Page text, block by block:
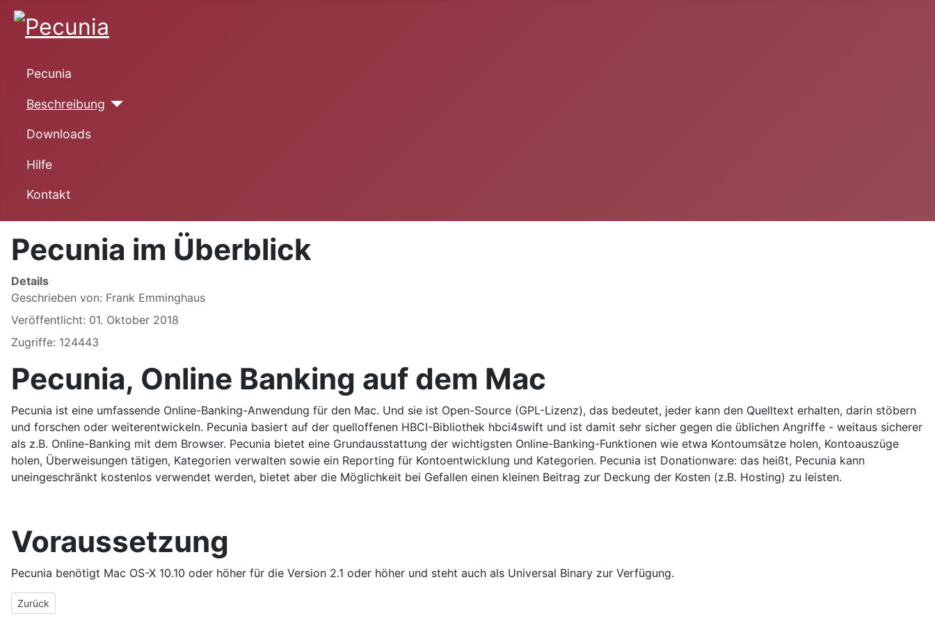
Pecunia
Beschreibung
Downloads
Hilfe
Kontakt
Pecunia im Überblick
Details
Geschrieben von: Frank Emminghaus
Veröffentlicht: 01. Oktober 2018
Zugriffe: 124443
Pecunia, Online Banking auf dem Mac
Pecunia ist eine umfassende Online-Banking-Anwendung für den Mac. Und sie ist Open-Source (GPL-Lizenz), das bedeutet, jeder kann den Quelltext erhalten, darin stöbern
und forschen oder weiterentwickeln. Pecunia basiert auf der quelloffenen HBCI-Bibliothek hbci4swift und ist damit sehr sicher gegen die üblichen Angriffe - weitaus sicherer
als z.B. Online-Banking mit dem Browser. Pecunia bietet eine Grundausstattung der wichtigsten Online-Banking-Funktionen wie etwa Kontoumsätze holen, Kontoauszüge
holen, Überweisungen tätigen, Kategorien verwalten sowie ein Reporting für Kontoentwicklung und Kategorien. Pecunia ist Donationware: das heißt, Pecunia kann
uneingeschränkt kostenlos verwendet werden, bietet aber die Möglichkeit bei Gefallen einen kleinen Beitrag zur Deckung der Kosten (z.B. Hosting) zu leisten.
Voraussetzung
Pecunia benötigt Mac OS-X 10.10 oder höher für die Version 2.1 oder höher und steht auch als Universal Binary zur Verfügung.
Vorheriger Beitrag: Features
Zurück